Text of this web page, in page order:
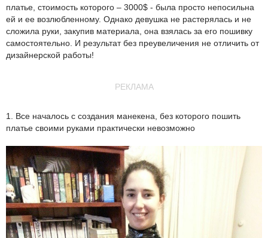
платье, стоимость которого – 3000$ - была просто непосильна
ей и ее возлюбленному. Однако девушка не растерялась и не
сложила руки, закупив материала, она взялась за его пошивку
самостоятельно. И результат без преувеличения не отличить от
дизайнерской работы!
РЕКЛАМА
1. Все началось с создания манекена, без которого пошить
платье своими руками практически невозможно